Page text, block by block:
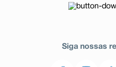
Siga nossas